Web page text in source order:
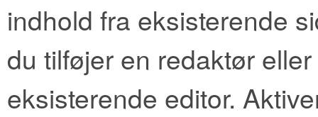
indhold fra eksisterende
du tilføjer en redaktør
eksisterende editor.